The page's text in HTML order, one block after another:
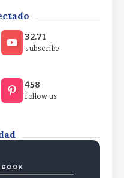
amid US
rules in 2027
revise MiCA rules in
resistencias para
21.200 puntosEl
para
21.200 puntos
32.71
subscribe
458
follow us